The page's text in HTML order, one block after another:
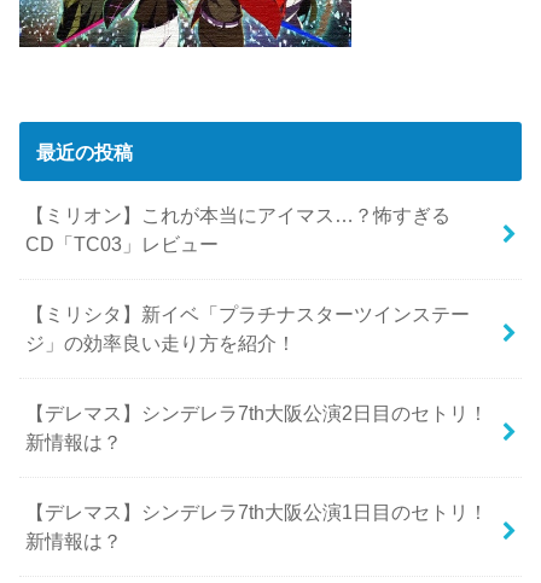
最近の投稿
【ミリオン】これが本当にアイマス…？怖すぎる
CD「TC03」レビュー
【ミリシタ】新イベ「プラチナスターツインステー
ジ」の効率良い走り方を紹介！
【デレマス】シンデレラ7th大阪公演2日目のセトリ！
新情報は？
【デレマス】シンデレラ7th大阪公演1日目のセトリ！
新情報は？